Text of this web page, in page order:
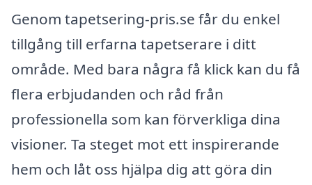
Genom tapetsering-pris.se får du enkel
tillgång till erfarna tapetserare i ditt
område. Med bara några få klick kan du få
flera erbjudanden och råd från
professionella som kan förverkliga dina
visioner. Ta steget mot ett inspirerande
hem och låt oss hjälpa dig att göra din